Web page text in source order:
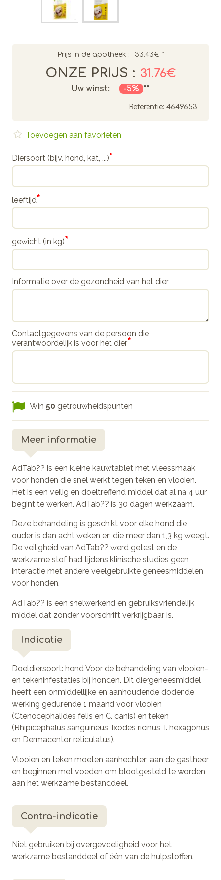
Prijs in de apotheek : 33.43€ *
ONZE PRIJS : 31.76€
Uw winst: -5% **
Referentie: 4649653
Toevoegen aan favorieten
Diersoort (bijv. hond, kat, ...)*
leeftijd*
gewicht (in kg)*
Informatie over de gezondheid van het dier
Contactgegevens van de persoon die
verantwoordelijk is voor het dier*
Win 50 getrouwheidspunten
Meer informatie
AdTab?? is een kleine kauwtablet met vleessmaak
voor honden die snel werkt tegen teken en vlooien.
Het is een veilig en doeltreffend middel dat al na 4 uur
begint te werken. AdTab?? is 30 dagen werkzaam.
Deze behandeling is geschikt voor elke hond die
ouder is dan acht weken en die meer dan 1,3 kg weegt.
De veiligheid van AdTab?? werd getest en de
werkzame stof had tijdens klinische studies geen
interactie met andere veelgebruikte geneesmiddelen
voor honden.
AdTab?? is een snelwerkend en gebruiksvriendelijk
middel dat zonder voorschrift verkrijgbaar is.
Indicatie
Doeldiersoort: hond Voor de behandeling van vlooien-
en tekeninfestaties bij honden. Dit diergeneesmiddel
heeft een onmiddellijke en aanhoudende dodende
werking gedurende 1 maand voor vlooien
(Ctenocephalides felis en C. canis) en teken
(Rhipicephalus sanguineus, Ixodes ricinus, I. hexagonus
en Dermacentor reticulatus).
Vlooien en teken moeten aanhechten aan de gastheer
en beginnen met voeden om blootgesteld te worden
aan het werkzame bestanddeel.
Contra-indicatie
Niet gebruiken bij overgevoeligheid voor het
werkzame bestanddeel of één van de hulpstoffen.